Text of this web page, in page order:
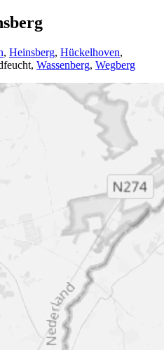
, Heinsberg, Hückelhoven,
, Wassenberg, Wegberg